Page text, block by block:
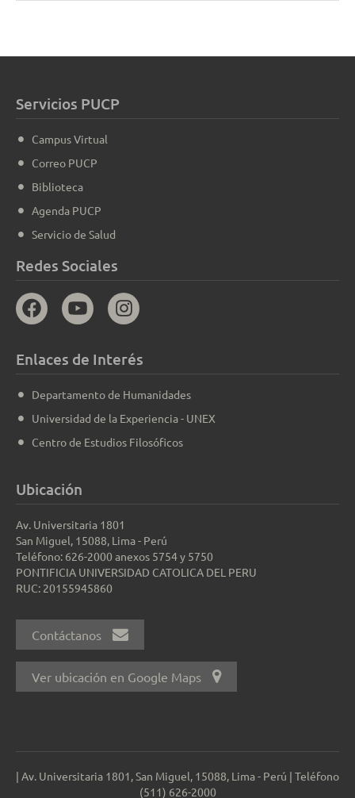
Servicios PUCP
Campus Virtual
Correo PUCP
Biblioteca
Agenda PUCP
Servicio de Salud
Redes Sociales
Enlaces de Interés
Departamento de Humanidades
Universidad de la Experiencia - UNEX
Centro de Estudios Filosóficos
Ubicación
Av. Universitaria 1801
San Miguel, 15088, Lima - Perú
Teléfono: 626-2000 anexos 5754 y 5750
PONTIFICIA UNIVERSIDAD CATOLICA DEL PERU
RUC: 20155945860
Contáctanos
Ver ubicación en Google Maps
| Av. Universitaria 1801, San Miguel, 15088, Lima - Perú | Teléfono
(511) 626-2000